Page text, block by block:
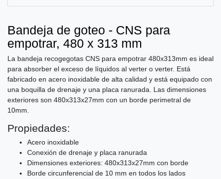
Bandeja de goteo - CNS para
empotrar, 480 x 313 mm
La bandeja recogegotas CNS para empotrar 480x313mm es ideal
para absorber el exceso de líquidos al verter o verter. Está
fabricado en acero inoxidable de alta calidad y está equipado con
una boquilla de drenaje y una placa ranurada. Las dimensiones
exteriores son 480x313x27mm con un borde perimetral de
10mm.
Propiedades:
Acero inoxidable
Conexión de drenaje y placa ranurada
Dimensiones exteriores: 480x313x27mm con borde
Borde circunferencial de 10 mm en todos los lados